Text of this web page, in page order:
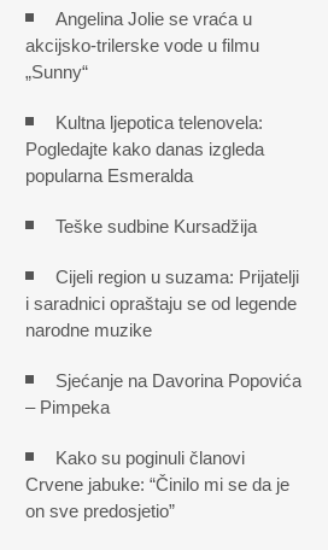
Angelina Jolie se vraća u
akcijsko-trilerske vode u filmu
„Sunny“
Kultna ljepotica telenovela:
Pogledajte kako danas izgleda
popularna Esmeralda
Teške sudbine Kursadžija
Cijeli region u suzama: Prijatelji
i saradnici opraštaju se od legende
narodne muzike
Sjećanje na Davorina Popovića
– Pimpeka
Kako su poginuli članovi
Crvene jabuke: “Činilo mi se da je
on sve predosjetio”